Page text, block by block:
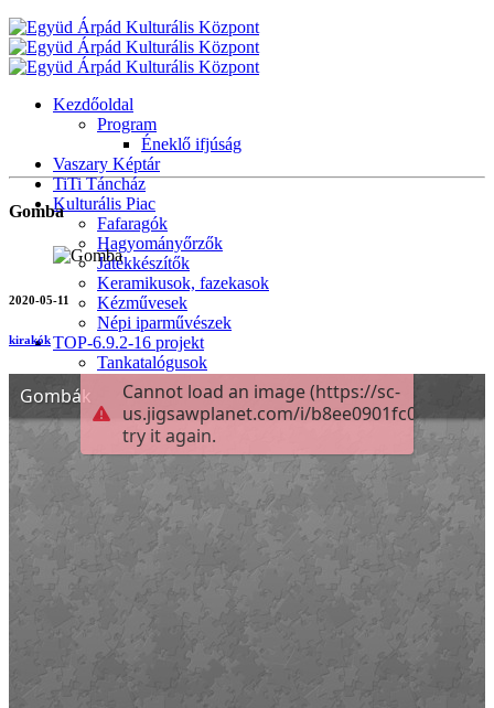
Kezdőoldal
Program
Éneklő ifjúság
Vaszary Képtár
TiTi Táncház
Kulturális Piac
Fafaragók
Hagyományőrzők
Játékkészítők
Keramikusok, fazekasok
Kézművesek
Népi iparművészek
TOP-6.9.2-16 projekt
Tankatalógusok
Helytörténeti kiadvány
Egyéb kulturális programok
Generációk közötti tudásátadás
Művelődő közösségek
Részvételi fórumok
Tájékoztató projekttevékenységről
Adatvédelmi tájékoztató
Közérdekű információk
Adatkezelési tájékoztató
Rendezvényeinkről
Kezdőoldal
Program
Éneklő ifjúság
Vaszary Képtár
TiTi Táncház
Gomba
2020-05-11
kirakók